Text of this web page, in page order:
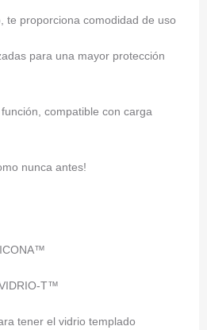
te proporciona comodidad de uso
para una mayor protección
compatible con carga
nunca antes!
T™
tener el vidrio templado